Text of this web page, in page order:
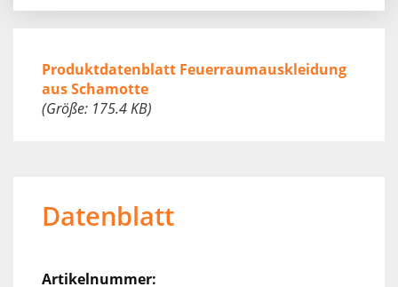
Produktdatenblatt Feuerraumauskleidung
aus Schamotte
(Größe: 175.4 KB)
Datenblatt